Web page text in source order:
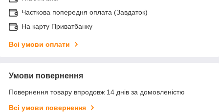
Часткова попередня оплата (Завдаток)
На карту Приватбанку
Всі умови оплати
Умови повернення
Повернення товару впродовж 14 днів за домовленістю
Всі умови повернення